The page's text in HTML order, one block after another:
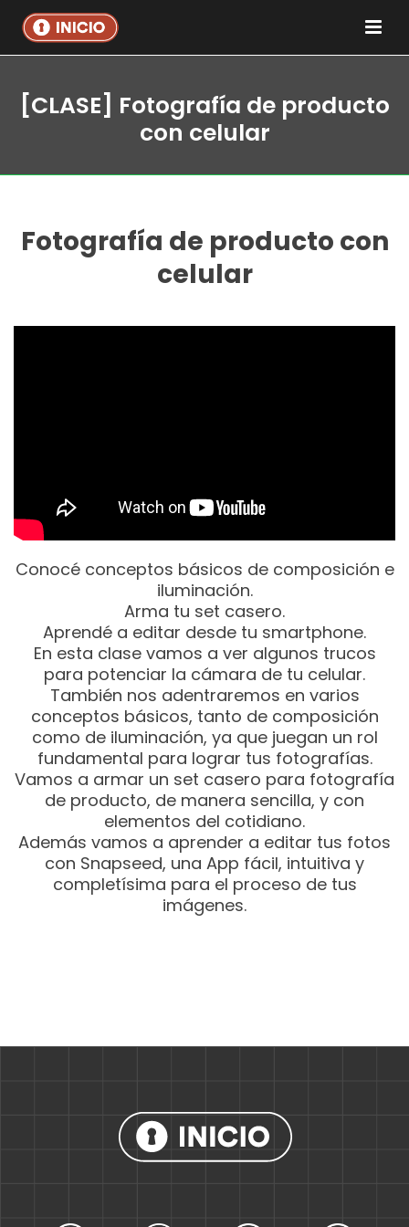
[CLASE] Fotografía de producto
con celular
Fotografía de producto con
celular
Conocé conceptos básicos de composición e
iluminación.
Arma tu set casero.
Aprendé a editar desde tu smartphone.
En esta clase vamos a ver algunos trucos
para potenciar la cámara de tu celular.
También nos adentraremos en varios
conceptos básicos, tanto de composición
como de iluminación, ya que juegan un rol
fundamental para lograr tus fotografías.
Vamos a armar un set casero para fotografía
de producto, de manera sencilla, y con
elementos del cotidiano.
Además vamos a aprender a editar tus fotos
con Snapseed, una App fácil, intuitiva y
completísima para el proceso de tus
imágenes.